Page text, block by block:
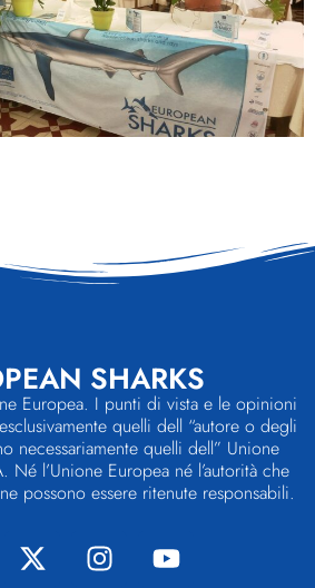
SHARKS
Europea. I punti di vista e le opinioni
quelli dell “autore o degli
necessariamente quelli dell” Unione
Né l’Unione Europea né l’autorità che
possono essere ritenute responsabili.